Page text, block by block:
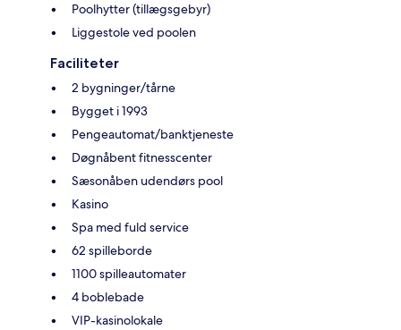
Poolhytter (tillægsgebyr)
Liggestole ved poolen
Faciliteter
2 bygninger/tårne
Bygget i 1993
Pengeautomat/banktjeneste
Døgnåbent fitnesscenter
Sæsonåben udendørs pool
Kasino
Spa med fuld service
62 spilleborde
1100 spilleautomater
4 boblebade
VIP-kasinolokale